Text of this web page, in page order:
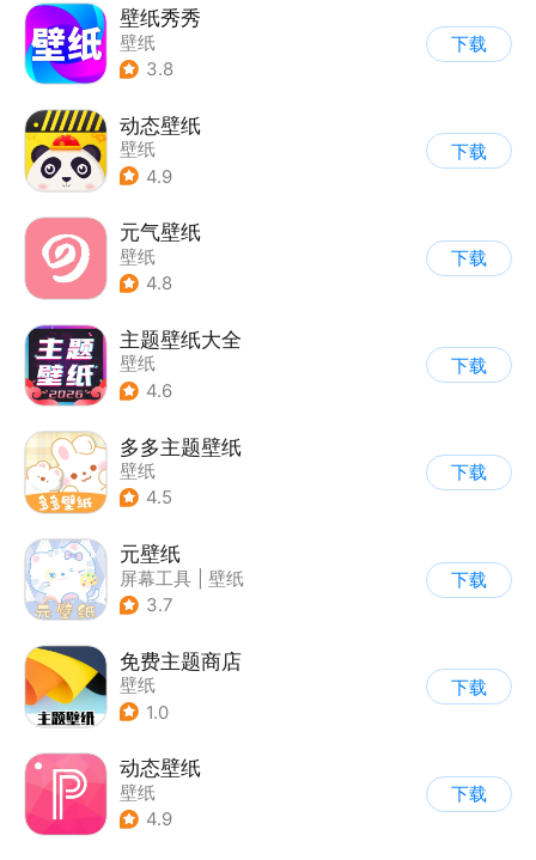
壁纸秀秀
壁纸
3.8
下载
动态壁纸
壁纸
4.9
下载
元气壁纸
壁纸
4.8
下载
主题壁纸大全
壁纸
4.6
下载
多多主题壁纸
壁纸
4.5
下载
元壁纸
屏幕工具
壁纸
3.7
下载
免费主题商店
壁纸
1.0
下载
动态壁纸
壁纸
4.9
下载